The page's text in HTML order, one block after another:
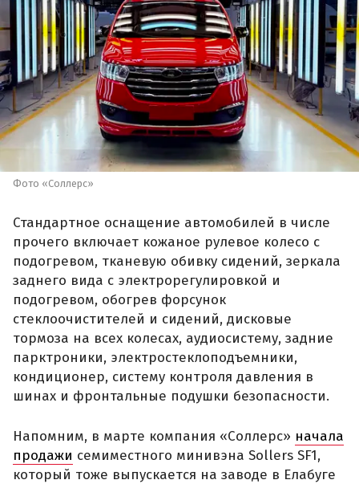
Фото «Соллерс»
Стандартное оснащение автомобилей в числе
прочего включает кожаное рулевое колесо с
подогревом, тканевую обивку сидений, зеркала
заднего вида с электрорегулировкой и
подогревом, обогрев форсунок
стеклоочистителей и сидений, дисковые
тормоза на всех колесах, аудиосистему, задние
парктроники, электростеклоподъемники,
кондиционер, систему контроля давления в
шинах и фронтальные подушки безопасности.
Напомним, в марте компания «Соллерс» начала
продажи семиместного минивэна Sollers SF1,
который тоже выпускается на заводе в Елабуге